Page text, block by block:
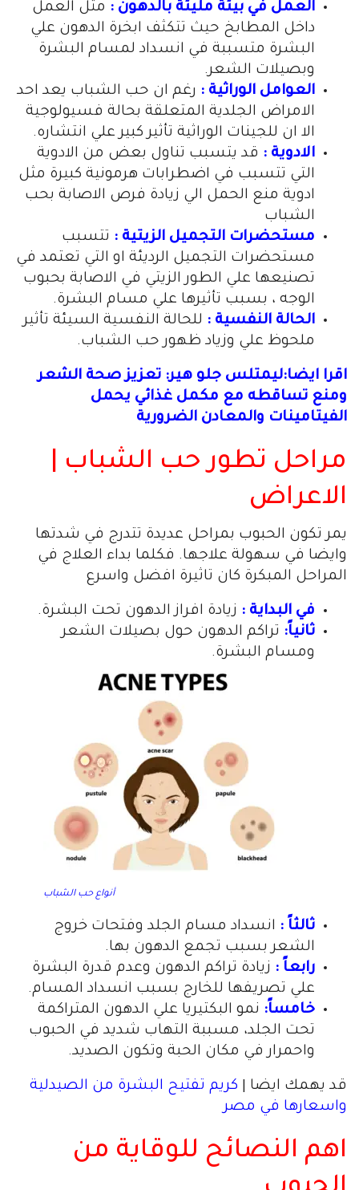
العمل في بيئة مليئة بالدهون : مثل العمل
داخل المطابخ حيث تتكثف ابخرة الدهون علي
البشرة متسببة في انسداد لمسام البشرة
وبصيلات الشعر.
العوامل الوراثية : رغم ان حب الشباب يعد احد
الامراض الجلدية المتعلقة بحالة فسيولوجية
الا ان للجينات الوراثية تأثير كبير علي انتشاره.
الادوية : قد يتسبب تناول بعض من الادوية
التي تتسبب في اضطرابات هرمونية كبيرة مثل
ادوية منع الحمل الي زيادة فرص الاصابة بحب
الشباب
مستحضرات التجميل الزيتية : تتسبب
مستحضرات التجميل الرديئة او التي تعتمد في
تصنيعها علي الطور الزيتي في الاصابة بحبوب
الوجه ، بسبب تأثيرها علي مسام البشرة.
الحالة النفسية : للحالة النفسية السيئة تأثير
ملحوظ علي وزياد ظهور حب الشباب.
اقرا ايضا:ليمتلس جلو هير: تعزيز صحة الشعر
ومنع تساقطه مع مكمل غذائي يحمل
الفيتامينات والمعادن الضرورية
مراحل تطور حب الشباب |
الاعراض
يمر تكون الحبوب بمراحل عديدة تتدرج في شدتها
وايضا في سهولة علاجها. فكلما بداء العلاج في
المراحل المبكرة كان تاثيرة افضل واسرع
في البداية : زيادة افراز الدهون تحت البشرة.
ثانياً: تراكم الدهون حول بصيلات الشعر
ومسام البشرة.
أنواع حب الشباب
ثالثاً : انسداد مسام الجلد وفتحات خروج
الشعر بسبب تجمع الدهون بها.
رابعاً : زيادة تراكم الدهون وعدم قدرة البشرة
علي تصريفها للخارج بسبب انسداد المسام.
خامساً: نمو البكتيريا علي الدهون المتراكمة
تحت الجلد، مسببة التهاب شديد في الحبوب
واحمرار في مكان الحبة وتكون الصديد.
قد يهمك ايضا | كريم تفتيح البشرة من الصيدلية
واسعارها في مصر
اهم النصائح للوقاية من